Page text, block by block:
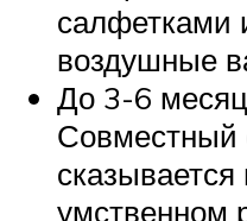
салфетками
воздушные
До 3-6
Совместный
умственном